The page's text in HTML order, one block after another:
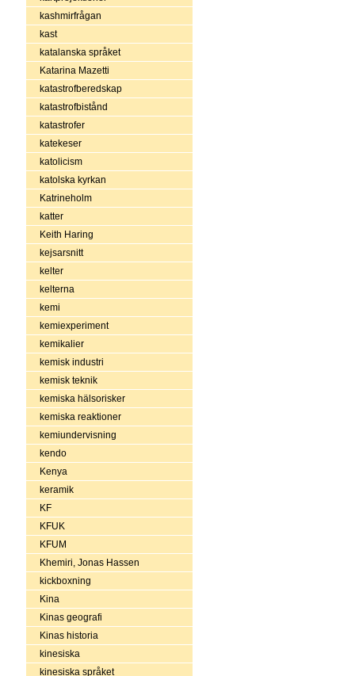
kashmirfrågan
kast
katalanska språket
Katarina Mazetti
katastrofberedskap
katastrofbistånd
katastrofer
katekeser
katolicism
katolska kyrkan
Katrineholm
katter
Keith Haring
kejsarsnitt
kelter
kelterna
kemi
kemiexperiment
kemikalier
kemisk industri
kemisk teknik
kemiska hälsorisker
kemiska reaktioner
kemiundervisning
kendo
Kenya
keramik
KF
KFUK
KFUM
Khemiri, Jonas Hassen
kickboxning
Kina
Kinas geografi
Kinas historia
kinesiska
kinesiska språket